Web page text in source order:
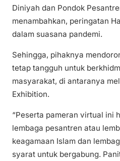
Diniyah dan Pondok
menambahkan, peringatan
dalam suasana pandemi.
Sehingga, pihaknya
tetap tangguh untuk
masyarakat, di antaranya
Exhibition.
“Peserta pameran virtual ini
lembaga pesantren atau
keagamaan Islam dan
syarat untuk bergabung.